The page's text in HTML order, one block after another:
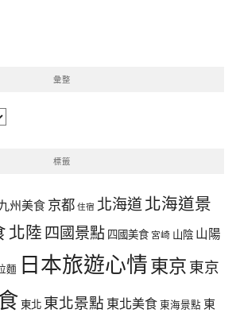
彙整
標籤
州美食 京都 住宿 北海道北海道景
北陸四國景點 四國美食 宮崎 山陰 山陽
麵 日本旅遊心情東京 東京
東北 東北景點 東北美食東海景點 東